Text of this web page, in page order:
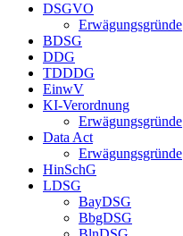
DSGVO
Erwägungsgründe
BDSG
DDG
TDDDG
EinwV
KI-Verordnung
Erwägungsgründe
Data Act
Erwägungsgründe
HinSchG
LDSG
BayDSG
BbgDSG